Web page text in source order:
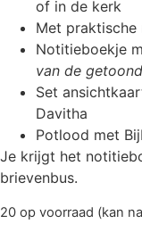
of in de kerk
Met praktische
Notitieboekje
van de
Set
Davitha
Potlood met
Je krijgt het
brievenbus.
20 op voorraad (kan